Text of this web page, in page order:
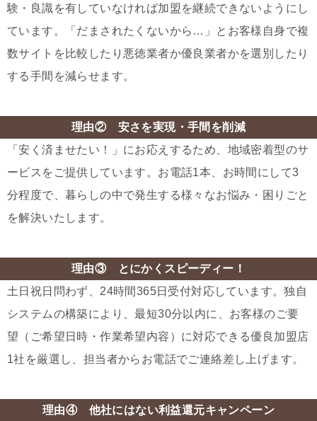
験・良識を有していなければ加盟を継続できないようにし
ています。「だまされたくないから…」とお客様自身で複
数サイトを比較したり悪徳業者か優良業者かを選別したり
する手間を減らせます。
理由② 安さを実現・手間を削減
「安く済ませたい！」にお応えするため、地域密着型のサ
ービスをご提供しています。お電話1本、お時間にして3
分程度で、暮らしの中で発生する様々なお悩み・困りごと
を解決いたします。
理由③ とにかくスピーディー！
土日祝日問わず、24時間365日受付対応しています。独自
システムの構築により、最短30分以内に、お客様のご要
望（ご希望日時・作業希望内容）に対応できる優良加盟店
1社を厳選し、担当者からお電話でご連絡差し上げます。
理由④ 他社にはない利益還元キャンペーン